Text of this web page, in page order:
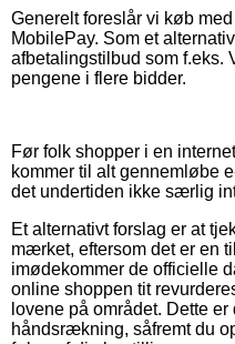
Generelt foreslår vi køb
MobilePay. Som et
afbetalingstilbud som f.eks.
pengene i flere bidder.
Før folk shopper i en
kommer til alt gennemløbe
det undertiden ikke særlig
Et alternativt forslag er at
mærket, eftersom det er en
imødekommer de officielle
online shoppen tit
lovene på området. Dette
håndsrækning, såfremt du